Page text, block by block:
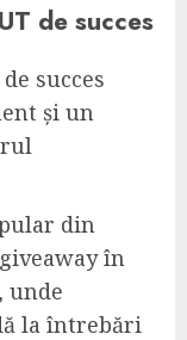
de succes
succes
și un
din
în
unde
la întrebări